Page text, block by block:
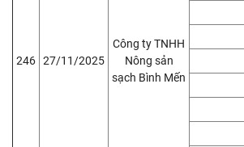
246 27/11/2025
Công ty TNHH
Nông sản
sạch Bình Mến